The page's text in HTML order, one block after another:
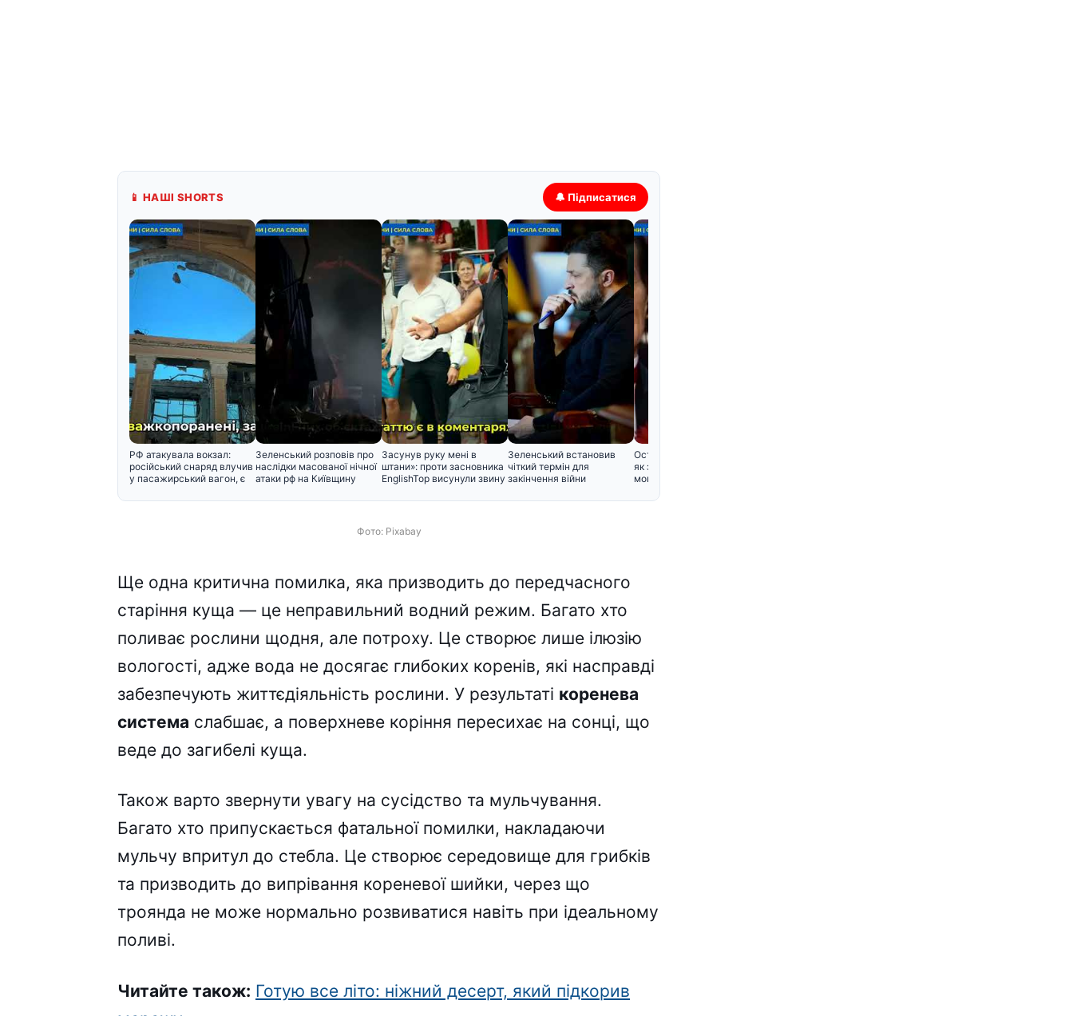
📱 НАШІ SHORTS 🔔 Підписатися
РФ атакувала вокзал:
російський снаряд влучив
у пасажирський вагон, є
Зеленський розповів про
наслідки масованої нічної
атаки рф на Київщину
Засунув руку мені в
штани»: проти засновника
EnglishTop висунули звину
Зеленський встановив
чіткий термін для
закінчення війни
Останній спочинок легенд:
як зараз виглядають
могили відомих українськ
Фото: Pixabay
Ще одна критична помилка, яка призводить до передчасного
старіння куща — це неправильний водний режим. Багато хто
поливає рослини щодня, але потроху. Це створює лише ілюзію
вологості, адже вода не досягає глибоких коренів, які насправді
забезпечують життєдіяльність рослини. У результаті коренева
система слабшає, а поверхневе коріння пересихає на сонці, що
веде до загибелі куща.
Також варто звернути увагу на сусідство та мульчування.
Багато хто припускається фатальної помилки, накладаючи
мульчу впритул до стебла. Це створює середовище для грибків
та призводить до випрівання кореневої шийки, через що
троянда не може нормально розвиватися навіть при ідеальному
поливі.
Читайте також: Готую все літо: ніжний десерт, який підкорив